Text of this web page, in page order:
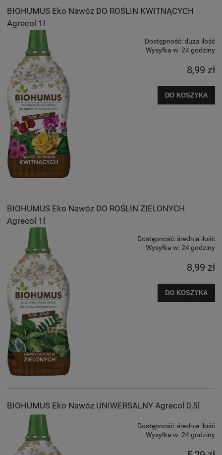
BIOHUMUS Eko Nawóz DO ROŚLIN KWITNĄCYCH
Agrecol 1l
Dostępność:duża ilość
Wysyłka w:24 godziny
8,99 zł
DO KOSZYKA
BIOHUMUS Eko Nawóz DO ROŚLIN ZIELONYCH
Agrecol 1l
Dostępność: średnia ilość
Wysyłka w:24 godziny
8,99 zł
DO KOSZYKA
BIOHUMUS Eko Nawóz UNIWERSALNY Agrecol 0,5l
Dostępność: średnia ilość
Wysyłka w:24 godziny